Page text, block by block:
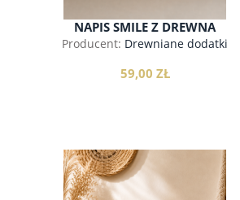
do koszyka
NAPIS SMILE Z DREWNA
Producent: Drewniane dodatki
59,00 ZŁ